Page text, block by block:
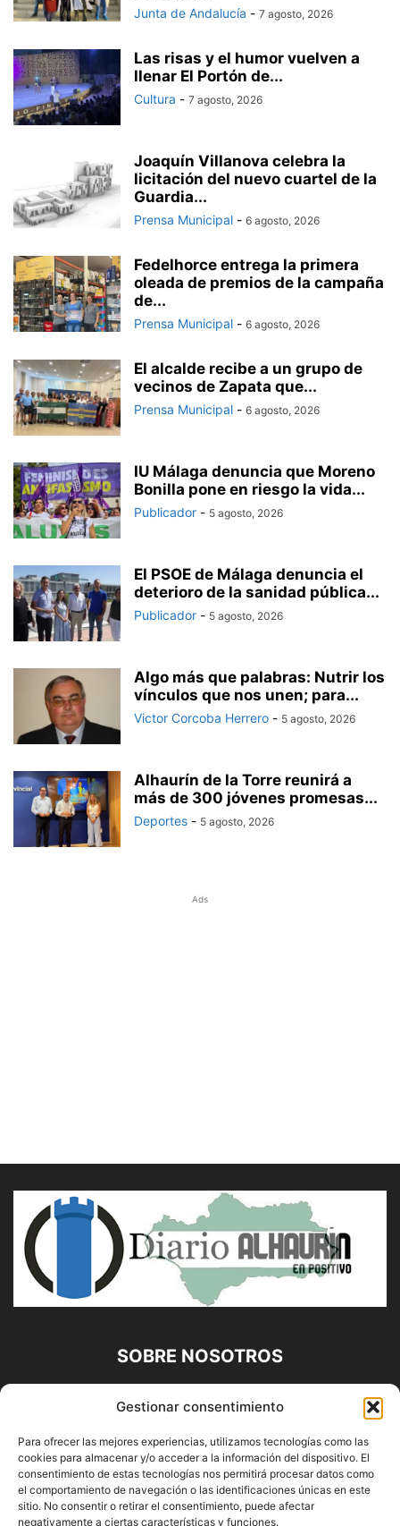
Gestionar consentimiento
Para ofrecer las mejores experiencias, utilizamos tecnologías como las
cookies para almacenar y/o acceder a la información del dispositivo. El
consentimiento de estas tecnologías nos permitirá procesar datos como
el comportamiento de navegación o las identificaciones únicas en este
sitio. No consentir o retirar el consentimiento, puede afectar
negativamente a ciertas características y funciones.
Junta de Andalucía - 7 agosto, 2026
Las risas y el humor vuelven a
llenar El Portón de...
Cultura - 7 agosto, 2026
Joaquín Villanova celebra la
licitación del nuevo cuartel de la
Guardia...
Prensa Municipal - 6 agosto, 2026
Fedelhorce entrega la primera
oleada de premios de la campaña
de...
Prensa Municipal - 6 agosto, 2026
El alcalde recibe a un grupo de
vecinos de Zapata que...
Prensa Municipal - 6 agosto, 2026
IU Málaga denuncia que Moreno
Bonilla pone en riesgo la vida...
Publicador - 5 agosto, 2026
El PSOE de Málaga denuncia el
deterioro de la sanidad pública...
Publicador - 5 agosto, 2026
Algo más que palabras: Nutrir los
vínculos que nos unen; para...
Victor Corcoba Herrero - 5 agosto, 2026
Alhaurín de la Torre reunirá a
más de 300 jóvenes promesas...
Deportes - 5 agosto, 2026
Ads
SOBRE NOSOTROS
Diario Alhaurín (www.alhaurindelatorre.com) Propiedad de
Francisco E. López López | 639 95 71 95 | Noticias de
Alhaurín de la Torre, Málaga y Provincia|
Contáctanos:info@alhaurindelatorre.com